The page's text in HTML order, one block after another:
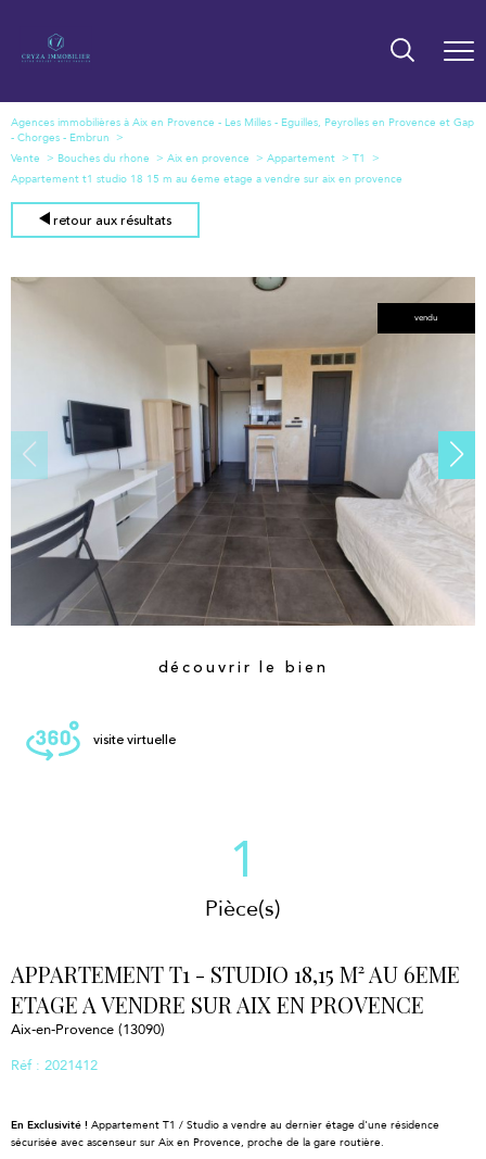
Agences immobilières à Aix en Provence - Les Milles - Eguilles, Peyrolles en Provence et Gap
- Chorges - Embrun
Vente
Bouches du rhone Aix en provence Appartement
T1
Appartement t1 studio 18 15 m au 6eme etage a vendre sur aix en provence
retour aux résultats
vendu
découvrir le bien
visite virtuelle
1
Pièce(s)
APPARTEMENT T1 - STUDIO 18,15 M² AU 6EME
ETAGE A VENDRE SUR AIX EN PROVENCE
Aix-en-Provence (13090)
Réf : 2021412
En Exclusivité ! Appartement T1 / Studio a vendre au dernier étage d'une résidence
sécurisée avec ascenseur sur Aix en Provence, proche de la gare routière.